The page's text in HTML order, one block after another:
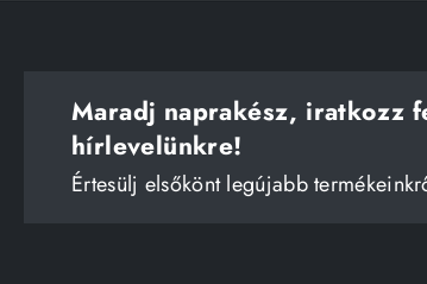
Maradj naprakész, iratkozz
hírlevelünkre!
Értesülj elsőkönt legújabb